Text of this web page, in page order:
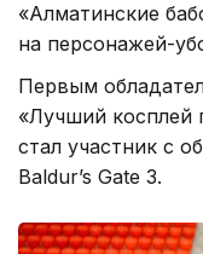
«Алматинские
на персонажей-
Первым
«Лучший косплей
стал участник с
Baldur’s Gate 3.